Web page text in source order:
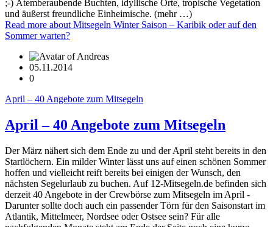
;-) Atemberaubende Buchten, idyllische Orte, tropische Vegetation
und äußerst freundliche Einheimische. (mehr …)
Read more about Mitsegeln Winter Saison – Karibik oder auf den
Sommer warten?
05.11.2014
0
April – 40 Angebote zum Mitsegeln
April – 40 Angebote zum Mitsegeln
Der März nähert sich dem Ende zu und der April steht bereits in den
Startlöchern. Ein milder Winter lässt uns auf einen schönen Sommer
hoffen und vielleicht reift bereits bei einigen der Wunsch, den
nächsten Segelurlaub zu buchen. Auf 12-Mitsegeln.de befinden sich
derzeit 40 Angebote in der Crewbörse zum Mitsegeln im April -
Darunter sollte doch auch ein passender Törn für den Saisonstart im
Atlantik, Mittelmeer, Nordsee oder Ostsee sein? Für alle